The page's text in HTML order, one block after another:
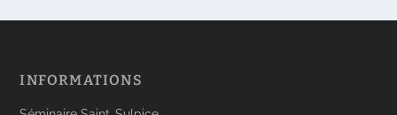
INFORMATIONS